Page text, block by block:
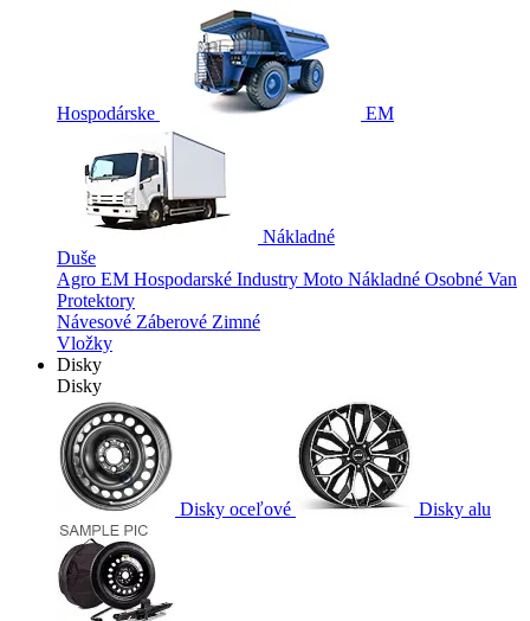
Hospodárske EM
Nákladné
Duše
Agro EM Hospodarské Industry Moto Nákladné Osobné Van
Protektory
Návesové Záberové Zimné
Vložky
Disky
Disky
Disky oceľové Disky alu